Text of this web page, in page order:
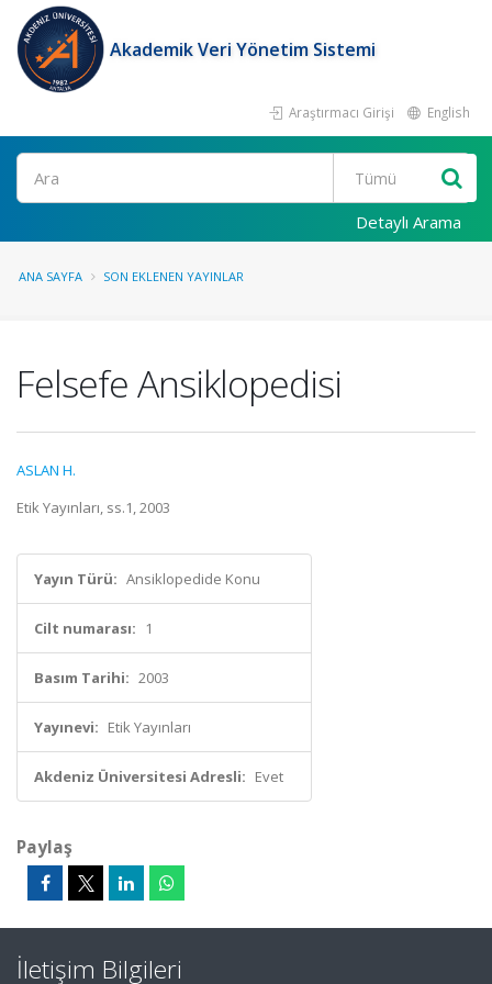
Akademik Veri Yönetim Sistemi
Araştırmacı Girişi English
Ara
Detaylı Arama
ANA SAYFA SON EKLENEN YAYINLAR
Felsefe Ansiklopedisi
ASLAN H.
Etik Yayınları, ss.1, 2003
Yayın Türü: Ansiklopedide Konu
Cilt numarası: 1
Basım Tarihi: 2003
Yayınevi: Etik Yayınları
Akdeniz Üniversitesi Adresli: Evet
Paylaş
İletişim Bilgileri